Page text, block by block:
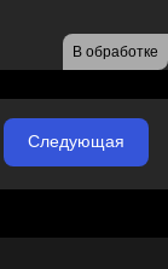
В обработке
Следующая